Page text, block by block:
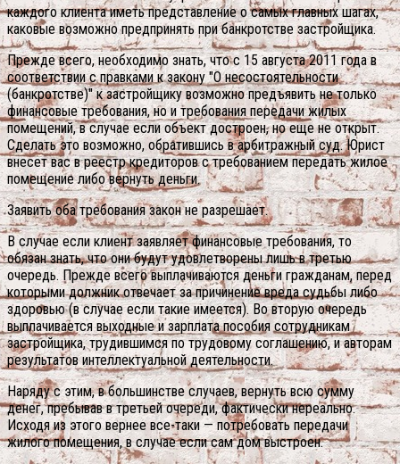
каждого клиента иметь представление о самых главных шагах,
каковые возможно предпринять при банкротстве застройщика.
Прежде всего, необходимо знать, что с 15 августа 2011 года в
соответствии с правками к закону "О несостоятельности
(банкротстве)" к застройщику возможно предъявить не только
финансовые требования, но и требования передачи жилых
помещений, в случае если объект достроен, но еще не открыт.
Сделать это возможно, обратившись в арбитражный суд. Юрист
внесет вас в реестр кредиторов с требованием передать жилое
помещение либо вернуть деньги.
Заявить оба требования закон не разрешает.
В случае если клиент заявляет финансовые требования, то
обязан знать, что они будут удовлетворены лишь в третью
очередь. Прежде всего выплачиваются деньги гражданам, перед
которыми должник отвечает за причинение вреда судьбы либо
здоровью (в случае если такие имеется). Во вторую очередь
выплачивается выходные и зарплата пособия сотрудникам
застройщика, трудившимся по трудовому соглашению, и авторам
результатов интеллектуальной деятельности.
Наряду с этим, в большинстве случаев, вернуть всю сумму
денег, пребывав в третьей очереди, фактически нереально.
Исходя из этого вернее все-таки — потребовать передачи
жилого помещения, в случае если сам дом выстроен.